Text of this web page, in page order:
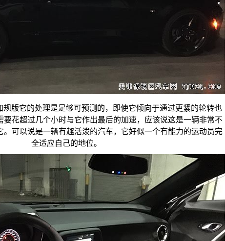
规版它的处理是足够可预测的，即使它倾向于通过更紧的轮转也
要花超过几个小时与它作出最后的加速，应该说这是一辆非常不
。可以说是一辆有趣活泼的汽车，它好似一个有能力的运动员完
全适应自己的地位。